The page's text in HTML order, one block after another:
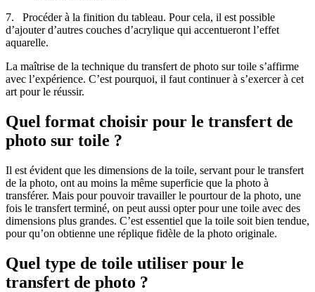
7. Procéder à la finition du tableau. Pour cela, il est possible
d’ajouter d’autres couches d’acrylique qui accentueront l’effet
aquarelle.
La maîtrise de la technique du transfert de photo sur toile s’affirme
avec l’expérience. C’est pourquoi, il faut continuer à s’exercer à cet
art pour le réussir.
Quel format choisir pour le transfert de
photo sur toile ?
Il est évident que les dimensions de la toile, servant pour le transfert
de la photo, ont au moins la même superficie que la photo à
transférer. Mais pour pouvoir travailler le pourtour de la photo, une
fois le transfert terminé, on peut aussi opter pour une toile avec des
dimensions plus grandes. C’est essentiel que la toile soit bien tendue,
pour qu’on obtienne une réplique fidèle de la photo originale.
Quel type de toile utiliser pour le
transfert de photo ?